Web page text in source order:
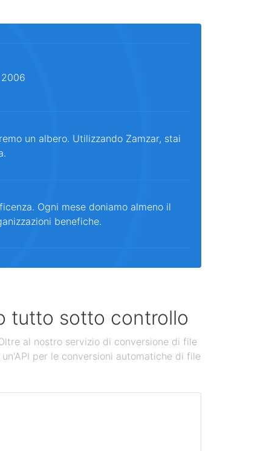
un albero. Utilizzando Zamzar, stai
Ogni mese doniamo almeno il
benefiche.
tutto sotto controllo
al nostro servizio di conversione di file
per le conversioni automatiche di file